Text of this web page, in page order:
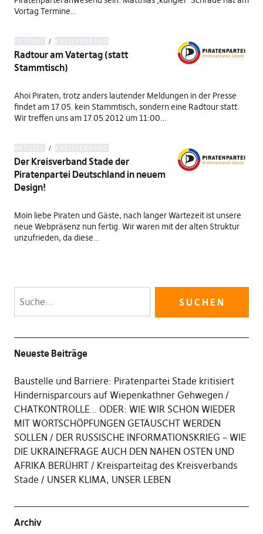
Vortag Termine…
AKTUELL KREISVERBAND
Radtour am Vatertag (statt
Stammtisch)
Ahoi Piraten, trotz anders lautender Meldungen in der Presse
findet am 17.05. kein Stammtisch, sondern eine Radtour statt.
Wir treffen uns am 17.05.2012 um 11:00…
AKTUELL KREISVERBAND
Der Kreisverband Stade der
Piratenpartei Deutschland in neuem
Design!
Moin liebe Piraten und Gäste, nach langer Wartezeit ist unsere
neue Webpräsenz nun fertig. Wir waren mit der alten Struktur
unzufrieden, da diese…
Neueste Beiträge
Baustelle und Barriere: Piratenpartei Stade kritisiert
Hindernisparcours auf Wiepenkathner Gehwegen
CHATKONTROLLE… ODER: WIE WIR SCHON WIEDER
MIT WORTSCHÖPFUNGEN GETÄUSCHT WERDEN
SOLLEN
DER RUSSISCHE INFORMATIONSKRIEG – WIE
DIE UKRAINEFRAGE AUCH DEN NAHEN OSTEN UND
AFRIKA BERÜHRT
Kreisparteitag des Kreisverbands
Stade
UNSER KLIMA, UNSER LEBEN
Archiv